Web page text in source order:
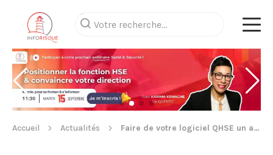
Accueil Actualités Faire de votre logiciel QHSE un atout commercial